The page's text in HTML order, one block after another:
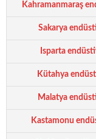
Kahramanmaraş
Sakarya
Isparta
Kütahya
Malatya
Kastamonu